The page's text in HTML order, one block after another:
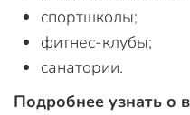
спортшколы;
фитнес-клубы;
санатории.
Подробнее узнать о